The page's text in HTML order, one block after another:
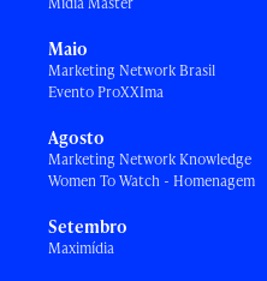
Maio
Marketing Network Brasil
Evento ProXXIma
Agosto
Marketing Network Knowledge
Women To Watch - Homenagem
Setembro
Maximídia